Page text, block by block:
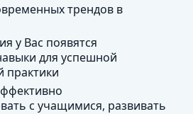
трендов в
у Вас появятся
для успешной
практики
с учащимися, развивать